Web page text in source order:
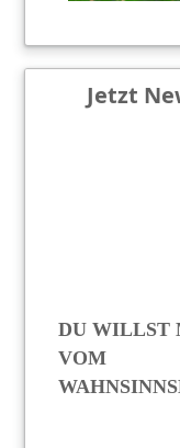
Jetzt
DU WILLST
VOM